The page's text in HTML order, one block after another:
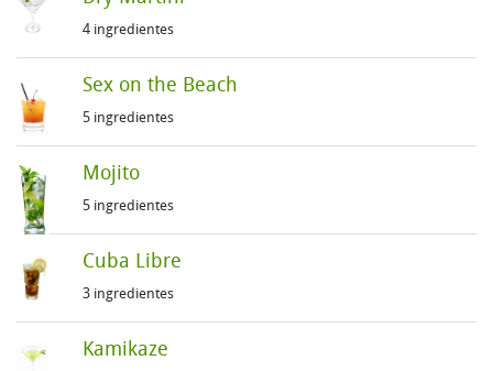
4 ingredientes
Sex on the Beach
5 ingredientes
Mojito
5 ingredientes
Cuba Libre
3 ingredientes
Kamikaze